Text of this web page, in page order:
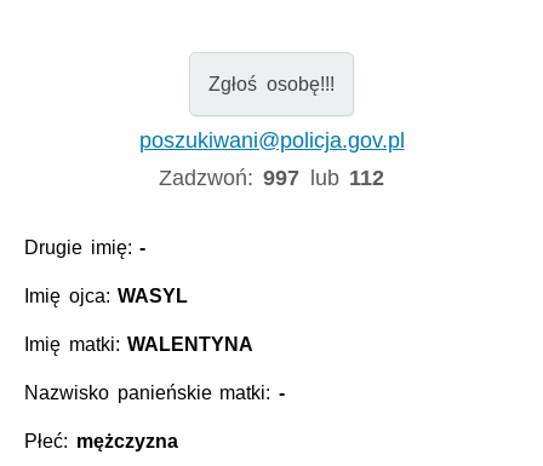
Zgłoś osobę!!!
poszukiwani@policja.gov.pl
Zadzwoń:997 lub 112
Drugie imię:-
Imię ojca:WASYL
Imię matki:WALENTYNA
Nazwisko panieńskie matki: -
Płeć: mężczyzna